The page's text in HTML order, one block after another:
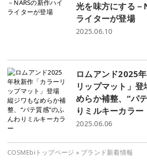
光を味方にする－
ライターが登場
2025.06.10
ロムアンド2025
リップマット」
めらか補整、“パ
りミルキーカラー
2025.06.06
COSMEbiトップページ » ブランド新着情報